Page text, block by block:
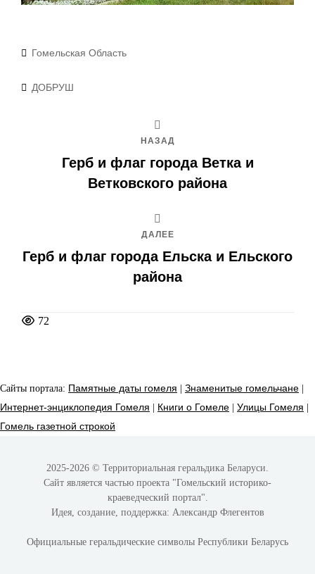
Рубрики
Гомельская Область
Метки
ДОБРУШ
НАЗАД
Герб и флаг города Ветка и
Ветковского района
ДАЛЕЕ
Герб и флаг города Ельска и Ельского
района
72
Сайты портала: Памятные даты гомеля | Знаменитые гомельчане |
Интернет-энциклопедия Гомеля | Книги о Гомеле | Улицы Гомеля |
Гомель газетной строкой
2025-2026 © Территориальная геральдика Беларуси.
Сайт является частью проекта "Гомельский историко-
краеведческий портал"
Идея, создание, поддержка: Александр Флегентов
Официальные геральдические символы Республики Беларусь